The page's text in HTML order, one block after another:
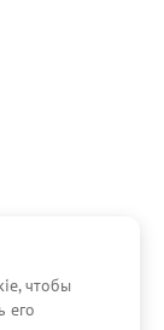
чтобы
его